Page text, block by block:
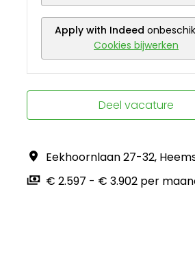
Apply with Indeed
Cookies bijwerken
Deel vacature
Eekhoornlaan 27-32,
€ 2.597 - € 3.902 per